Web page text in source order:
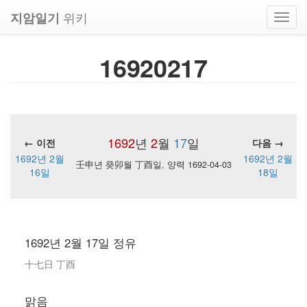
지암일기 위키
16920217
1692년 2월 17일
← 이전
다음 →
1692년 2월
16일
壬申년 癸卯월 丁酉일, 양력 1692-04-03
1692년 2월
18일
1692년 2월 17일 정유
十七日 丁酉
맑음